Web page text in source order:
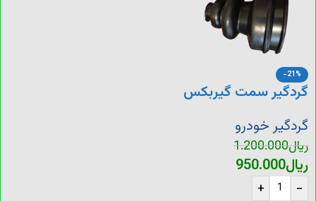
-21%
گردگیر سمت گیربکس
گردگیر خودرو
ریال1.200.000
ریال950.000
-
+